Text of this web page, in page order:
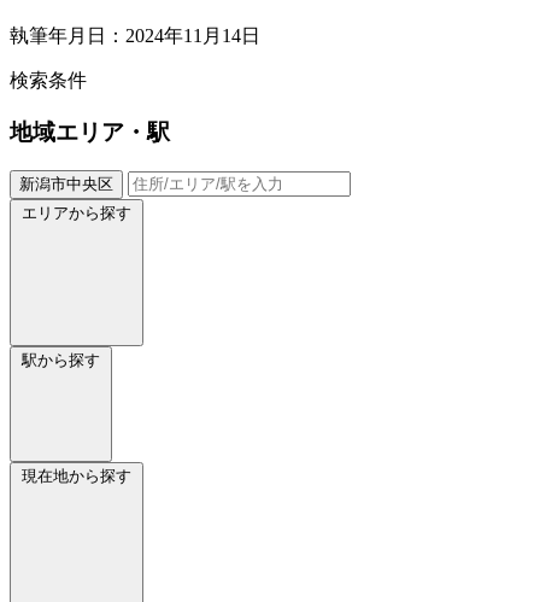
執筆年月日：2024年11月14日
検索条件
地域エリア・駅
新潟市中央区
エリアから探す
駅から探す
現在地から探す